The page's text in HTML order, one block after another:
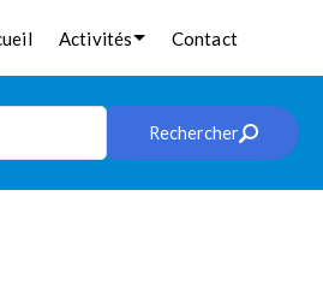
Activités Contact
Rechercher